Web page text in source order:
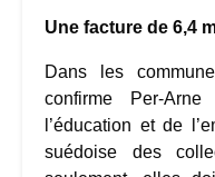
Une facture de 6,4
Dans les
confirme Per-
l’éducation et de
suédoise des